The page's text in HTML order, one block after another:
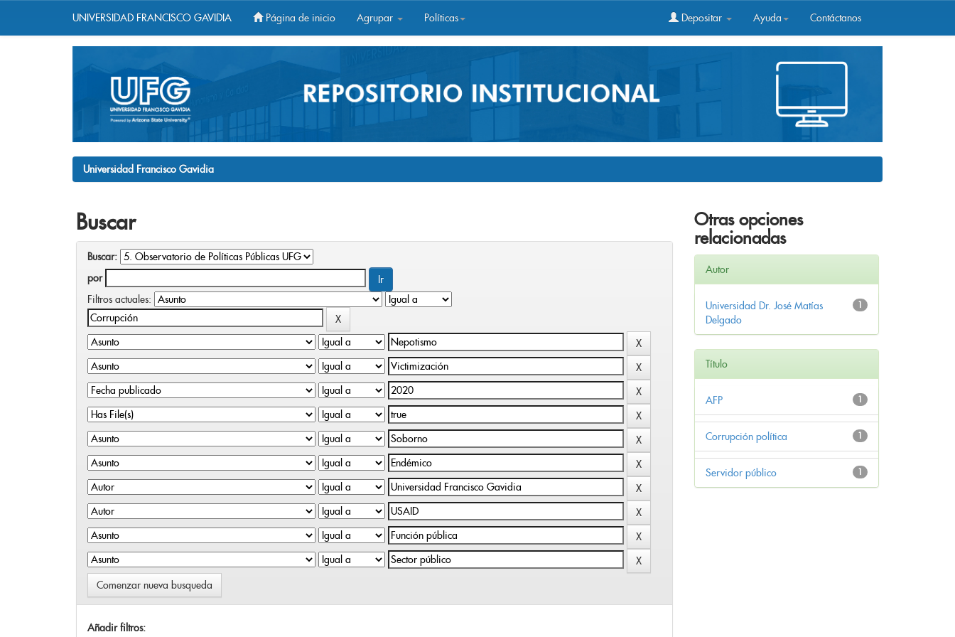
UNIVERSIDAD FRANCISCO GAVIDIA Página de inicio Agrupar Políticas Depositar Ayuda Contáctanos
Universidad Francisco Gavidia
Buscar
Buscar:
por
Filtros actuales:
Comenzar nueva busqueda
Añadir filtros:
Otras opciones
relacionadas
Autor
1
Universidad Dr. José Matías
Delgado
Título
1
AFP
1
Corrupción política
1
Servidor público